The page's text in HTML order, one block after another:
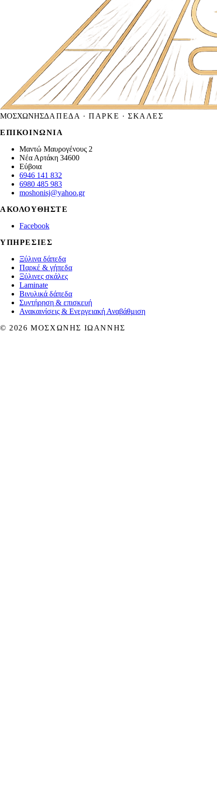
ΜΟΣΧΩΝΗΣΔΆΠΕΔΑ · ΠΑΡΚΈ · ΣΚΆΛΕΣ
ΕΠΙΚΟΙΝΩΝΊΑ
Μαντώ Μαυρογένους 2
Νέα Αρτάκη 34600
Εύβοια
6946 141 832
6980 485 983
moshonisj@yahoo.gr
ΑΚΟΛΟΥΘΉΣΤΕ
Facebook
ΥΠΗΡΕΣΊΕΣ
Ξύλινα δάπεδα
Παρκέ & γήπεδα
Ξύλινες σκάλες
Laminate
Βινυλικά δάπεδα
Συντήρηση & επισκευή
Ανακαινίσεις & Ενεργειακή Αναβάθμιση
© 2026 ΜΟΣΧΏΝΗΣ ΙΩΆΝΝΗΣ